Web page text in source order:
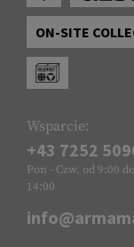
ON-SITE
Wsparcie:
+43 7252
Pon - Czw. od 9:00
14:00